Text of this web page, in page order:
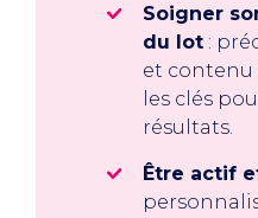
Soigner
du lot :
et
les clés
résultats.
Être actif